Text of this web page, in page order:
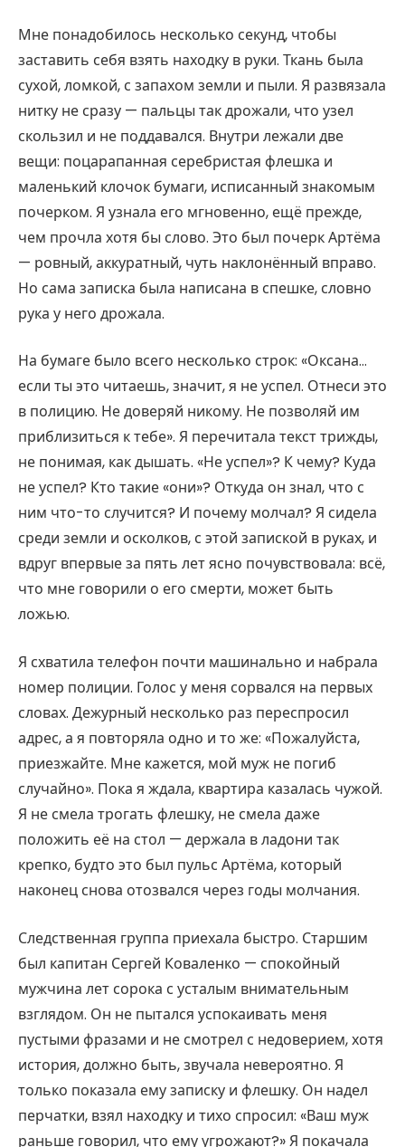
Мне понадобилось несколько секунд, чтобы
заставить себя взять находку в руки. Ткань была
сухой, ломкой, с запахом земли и пыли. Я развязала
нитку не сразу — пальцы так дрожали, что узел
скользил и не поддавался. Внутри лежали две
вещи: поцарапанная серебристая флешка и
маленький клочок бумаги, исписанный знакомым
почерком. Я узнала его мгновенно, ещё прежде,
чем прочла хотя бы слово. Это был почерк Артёма
— ровный, аккуратный, чуть наклонённый вправо.
Но сама записка была написана в спешке, словно
рука у него дрожала.
На бумаге было всего несколько строк: «Оксана…
если ты это читаешь, значит, я не успел. Отнеси это
в полицию. Не доверяй никому. Не позволяй им
приблизиться к тебе». Я перечитала текст трижды,
не понимая, как дышать. «Не успел»? К чему? Куда
не успел? Кто такие «они»? Откуда он знал, что с
ним что-то случится? И почему молчал? Я сидела
среди земли и осколков, с этой запиской в руках, и
вдруг впервые за пять лет ясно почувствовала: всё,
что мне говорили о его смерти, может быть
ложью.
Я схватила телефон почти машинально и набрала
номер полиции. Голос у меня сорвался на первых
словах. Дежурный несколько раз переспросил
адрес, а я повторяла одно и то же: «Пожалуйста,
приезжайте. Мне кажется, мой муж не погиб
случайно». Пока я ждала, квартира казалась чужой.
Я не смела трогать флешку, не смела даже
положить её на стол — держала в ладони так
крепко, будто это был пульс Артёма, который
наконец снова отозвался через годы молчания.
Следственная группа приехала быстро. Старшим
был капитан Сергей Коваленко — спокойный
мужчина лет сорока с усталым внимательным
взглядом. Он не пытался успокаивать меня
пустыми фразами и не смотрел с недоверием, хотя
история, должно быть, звучала невероятно. Я
только показала ему записку и флешку. Он надел
перчатки, взял находку и тихо спросил: «Ваш муж
раньше говорил, что ему угрожают?» Я покачала